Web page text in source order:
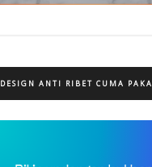
DESIGN ANTI RIBET CUMA